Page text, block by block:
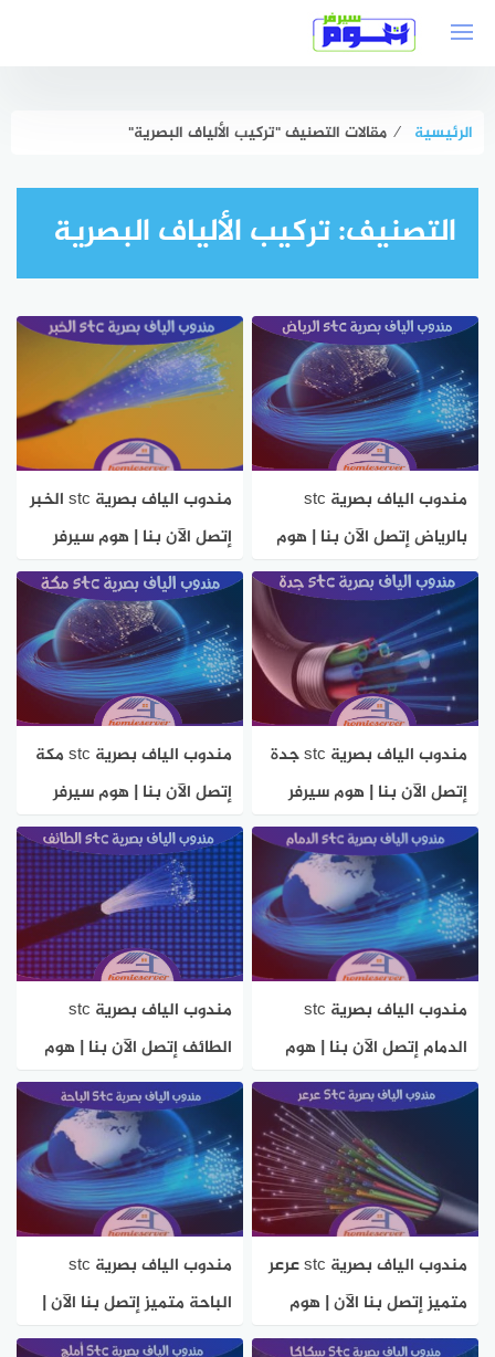
الرئيسية ⁄ مقالات التصنيف "تركيب الألياف البصرية"
التصنيف:تركيب الألياف البصرية
مندوب الياف بصرية stc
بالرياض إتصل الآن بنا | هوم
سيرفر
مندوب الياف بصرية stc الخبر
إتصل الآن بنا | هوم سيرفر
مندوب الياف بصرية stc جدة
إتصل الآن بنا | هوم سيرفر
مندوب الياف بصرية stc مكة
إتصل الآن بنا | هوم سيرفر
مندوب الياف بصرية stc
الدمام إتصل الآن بنا | هوم
سيرفر
مندوب الياف بصرية stc
الطائف إتصل الآن بنا | هوم
سيرفر
مندوب الياف بصرية stc عرعر
متميز إتصل بنا الآن | هوم
سيرفر
مندوب الياف بصرية stc
الباحة متميز إتصل بنا الآن |
هوم سيرفر